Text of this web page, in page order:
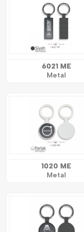
6021 ME
Metal
1020 ME
Metal